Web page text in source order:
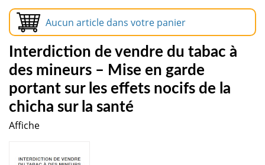
Aucun article dans votre panier
Interdiction de vendre du tabac à
des mineurs – Mise en garde
portant sur les effets nocifs de la
chicha sur la santé
Affiche